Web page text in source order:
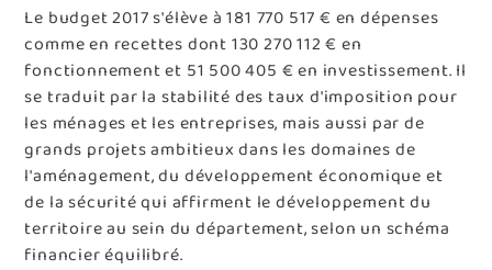
Le budget 2017 s'élève à 181 770 517 € en dépenses
comme en recettes dont 130 270 112 € en
fonctionnement et 51 500 405 € en investissement. Il
se traduit par la stabilité des taux d'imposition pour
les ménages et les entreprises, mais aussi par de
grands projets ambitieux dans les domaines de
l'aménagement, du développement économique et
de la sécurité qui affirment le développement du
territoire au sein du département, selon un schéma
financier équilibré.